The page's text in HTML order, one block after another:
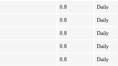
0.8 Daily
0.8 Daily
0.8 Daily
0.8 Daily
0.8 Daily